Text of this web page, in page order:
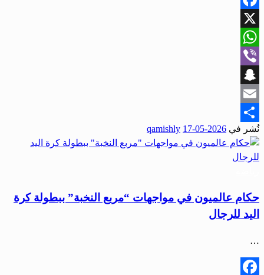
Facebook
X
WhatsApp
Viber
Snapchat
Email
Share
نُشر في 2026-05-17
qamishly
حكام عالميون في مواجهات “مربع النخبة” ببطولة كرة
اليد للرجال
…